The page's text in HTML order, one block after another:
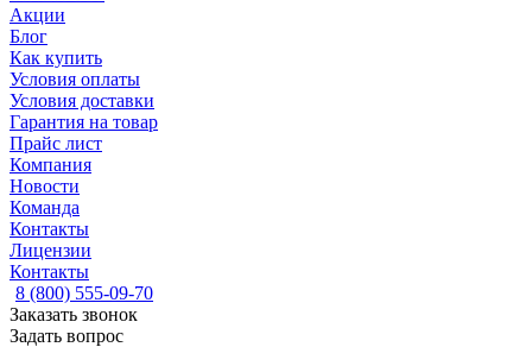
Акции
Блог
Как купить
Условия оплаты
Условия доставки
Гарантия на товар
Прайс лист
Компания
Новости
Команда
Контакты
Лицензии
Контакты
8 (800) 555-09-70
Заказать звонок
Задать вопрос